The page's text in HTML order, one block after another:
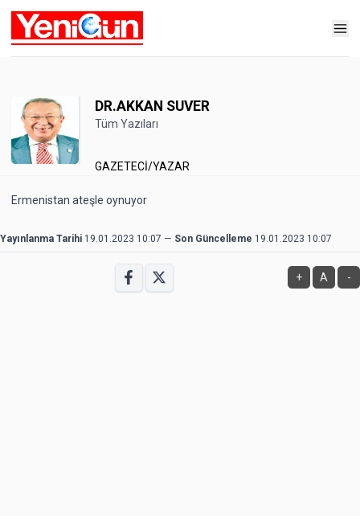
DR.AKKAN SUVER
Tüm Yazıları
GAZETECİ/YAZAR
Ermenistan ateşle oynuyor
Yayınlanma Tarihi 19.01.2023 10:07 — Son Güncelleme 19.01.2023 10:07
+ A -